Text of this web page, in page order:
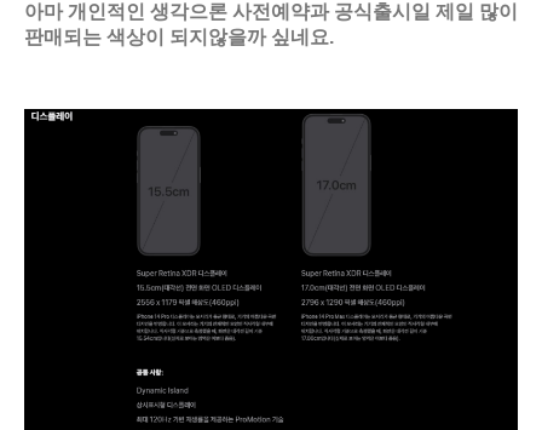
아마 개인적인 생각으론 사전예약과 공식출시일 제일 많이
판매되는 색상이 되지않을까 싶네요.